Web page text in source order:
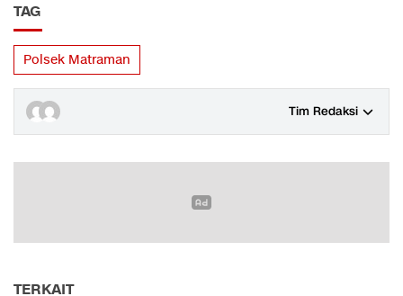
TAG
Polsek Matraman
Tim Redaksi
TERKAIT